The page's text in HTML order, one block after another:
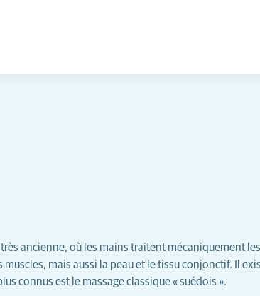
ancienne, où les mains traitent mécaniquement les
mais aussi la peau et le tissu conjonctif. Il
connus est le massage classique « suédois ».